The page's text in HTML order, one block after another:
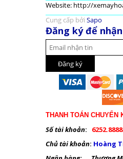
Website: http://
Cung cấp bởi Sapo
Đăng ký để
THANH TOÁN CHUYỂN
Số tài khoản:
Chủ tài khoản: Hoàng